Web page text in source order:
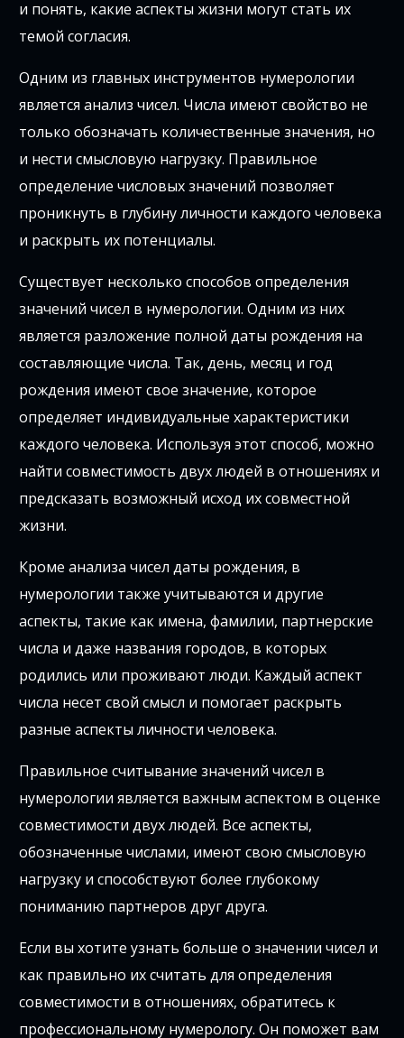
и понять, какие аспекты жизни могут стать их
темой согласия.
Одним из главных инструментов нумерологии
является анализ чисел. Числа имеют свойство не
только обозначать количественные значения, но
и нести смысловую нагрузку. Правильное
определение числовых значений позволяет
проникнуть в глубину личности каждого человека
и раскрыть их потенциалы.
Существует несколько способов определения
значений чисел в нумерологии. Одним из них
является разложение полной даты рождения на
составляющие числа. Так, день, месяц и год
рождения имеют свое значение, которое
определяет индивидуальные характеристики
каждого человека. Используя этот способ, можно
найти совместимость двух людей в отношениях и
предсказать возможный исход их совместной
жизни.
Кроме анализа чисел даты рождения, в
нумерологии также учитываются и другие
аспекты, такие как имена, фамилии, партнерские
числа и даже названия городов, в которых
родились или проживают люди. Каждый аспект
числа несет свой смысл и помогает раскрыть
разные аспекты личности человека.
Правильное считывание значений чисел в
нумерологии является важным аспектом в оценке
совместимости двух людей. Все аспекты,
обозначенные числами, имеют свою смысловую
нагрузку и способствуют более глубокому
пониманию партнеров друг друга.
Если вы хотите узнать больше о значении чисел и
как правильно их считать для определения
совместимости в отношениях, обратитесь к
профессиональному нумерологу. Он поможет вам